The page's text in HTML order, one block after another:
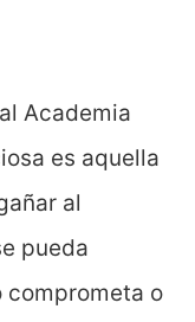
Academia
es aquella
al
pueda
comprometa o